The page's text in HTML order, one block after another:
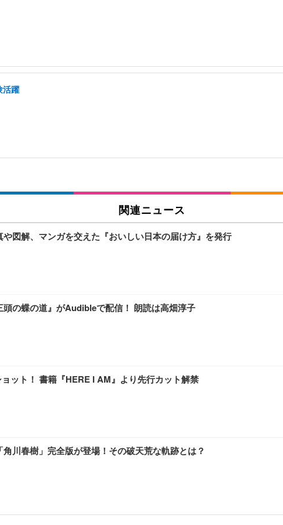
活躍
関連ニュース
図解、マンガを交えた『おいしい日本の届け方』を発行
の蝶の道』がAudibleで配信！ 朗読は高畑淳子
ット！ 書籍『HERE I AM』より先行カット解禁
川春樹」完全版が登場！その破天荒な軌跡とは？